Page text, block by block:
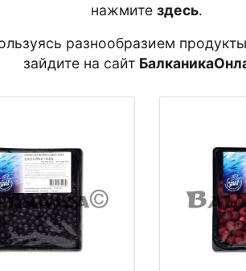
нажмите здесь․
разнообразием
зайдите на сайт